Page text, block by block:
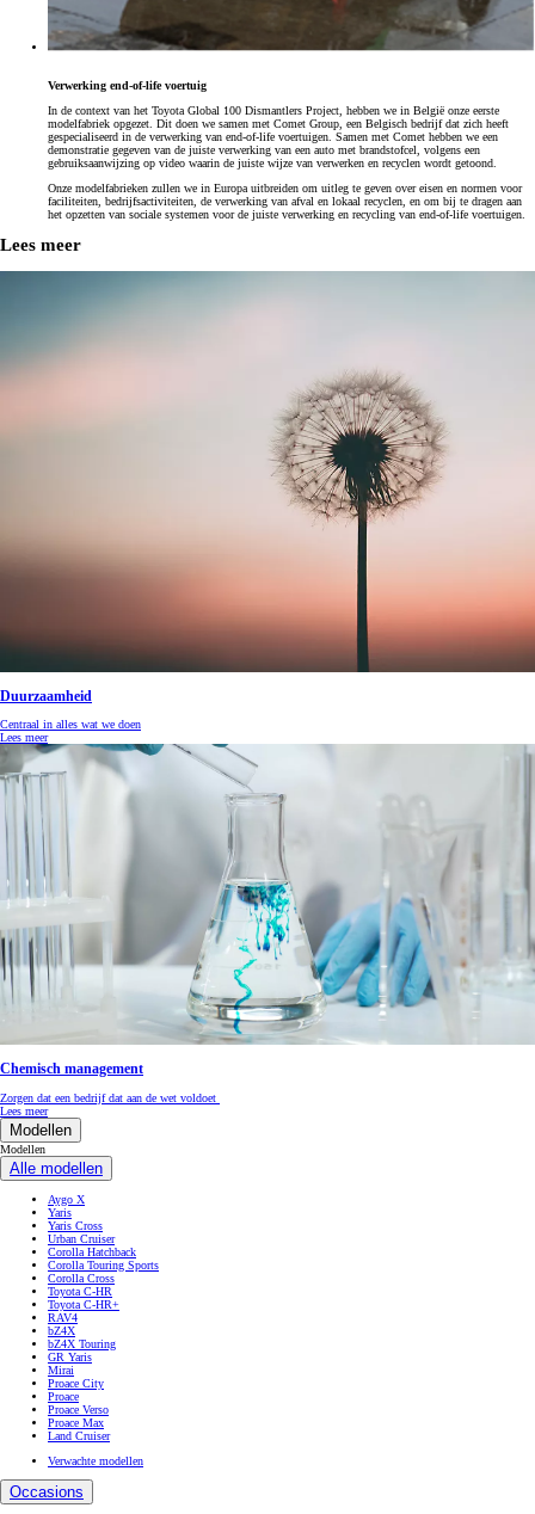
Verwerking end-of-life voertuig
In de context van het Toyota Global 100 Dismantlers Project, hebben we in België onze eerste
modelfabriek opgezet. Dit doen we samen met Comet Group, een Belgisch bedrijf dat zich heeft
gespecialiseerd in de verwerking van end-of-life voertuigen. Samen met Comet hebben we een
demonstratie gegeven van de juiste verwerking van een auto met brandstofcel, volgens een
gebruiksaanwijzing op video waarin de juiste wijze van verwerken en recyclen wordt getoond.
Onze modelfabrieken zullen we in Europa uitbreiden om uitleg te geven over eisen en normen voor
faciliteiten, bedrijfsactiviteiten, de verwerking van afval en lokaal recyclen, en om bij te dragen aan
het opzetten van sociale systemen voor de juiste verwerking en recycling van end-of-life voertuigen.
Lees meer
Duurzaamheid
Centraal in alles wat we doen
Lees meer
Chemisch management
Zorgen dat een bedrijf dat aan de wet voldoet
Lees meer
Modellen
Modellen
Alle modellen
Aygo X
Yaris
Yaris Cross
Urban Cruiser
Corolla Hatchback
Corolla Touring Sports
Corolla Cross
Toyota C-HR
Toyota C-HR+
RAV4
bZ4X
bZ4X Touring
GR Yaris
Mirai
Proace City
Proace
Proace Verso
Proace Max
Land Cruiser
Verwachte modellen
Occasions